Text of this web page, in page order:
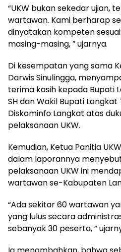
“UKW bukan sekedar ujian,
wartawan. Kami berharap
dinyatakan kompeten
masing-masing, ” ujarnya.
Di kesempatan yang sama
Darwis Sinulingga,
terima kasih kepada Bupati
SH dan Wakil Bupati
Diskominfo Langkat atas
pelaksanaan UKW.
Kemudian, Ketua Panitia
dalam laporannya
pelaksanaan UKW ini
wartawan se-Kabupaten
“Ada sekitar 60 wartawan
yang lulus secara
sebanyak 30 peserta, ”